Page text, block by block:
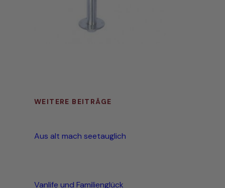
WEITERE BEITRÄGE
Aus alt mach seetauglich
Vanlife und Familienglück